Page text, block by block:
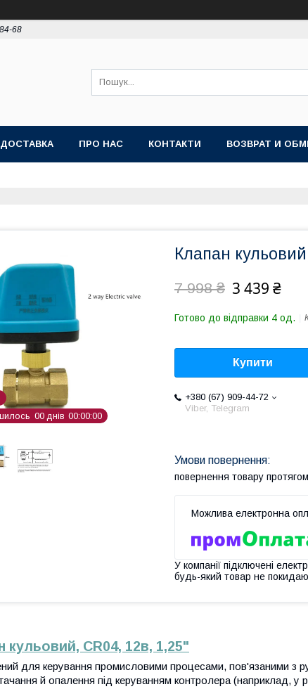
68
ДОСТАВКА ПРО НАС КОНТАКТИ ВОЗВРАТ И
00 днів 00 00 00
Клапан
7 998 ₴ 3 439 ₴
Готово до відправки 4 од.
Купити
+380 (67) 909-44-72
Viber, Telegram
повернення товару
У компанії підключені
будь-який товар не
кульовий, CR04, 12в, 1,25"
для керування промисловими процесами, пов'язаними з
й опалення під керуванням контролера (наприклад, у